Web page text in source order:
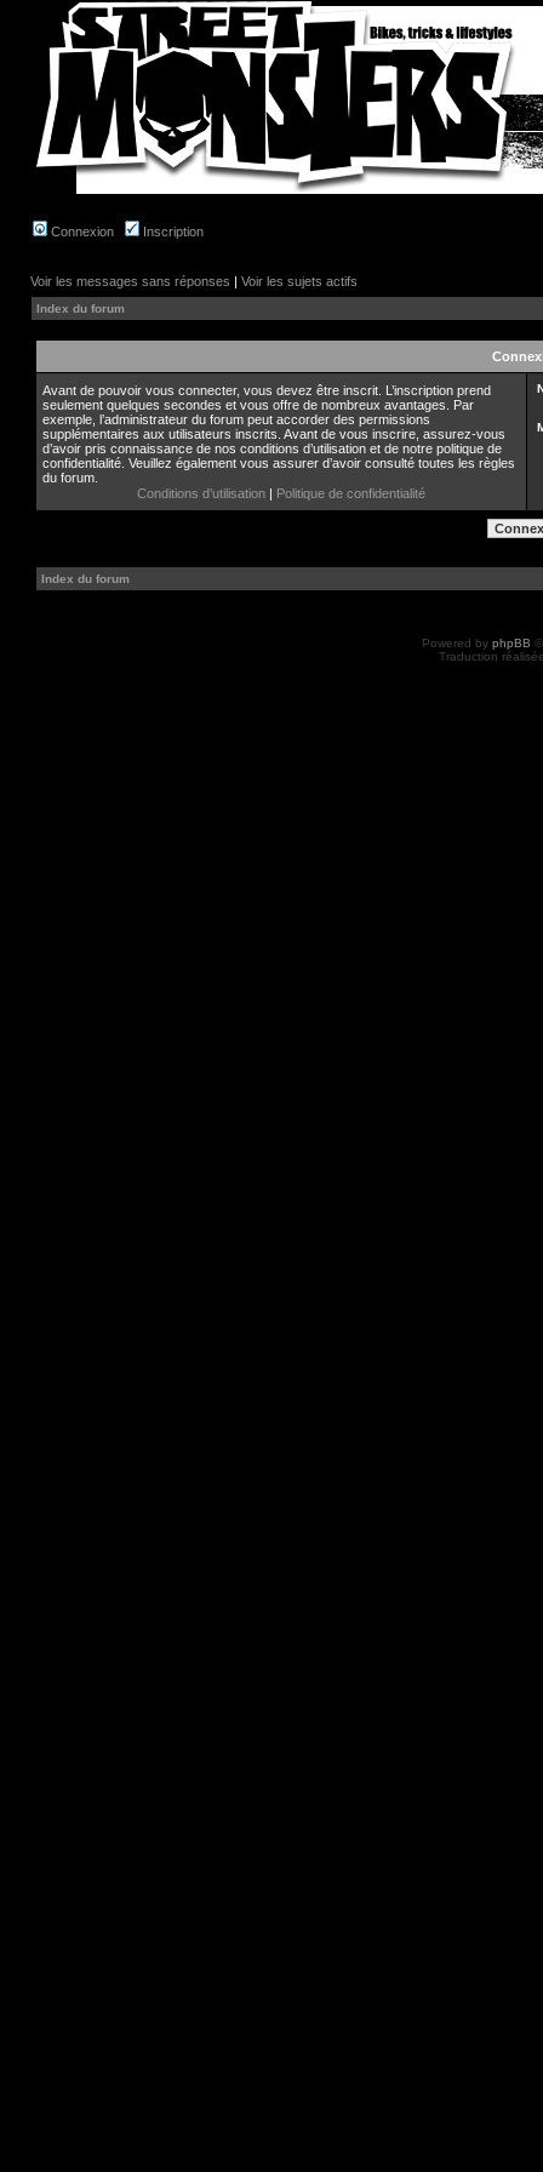
Connexion Inscription
Voir les messages sans réponses | Voir les sujets actifs
Index du forum
Avant de pouvoir vous connecter, vous devez être inscrit. L’inscription prend
seulement quelques secondes et vous offre de nombreux avantages. Par
exemple, l’administrateur du forum peut accorder des permissions
supplémentaires aux utilisateurs inscrits. Avant de vous inscrire, assurez-vous
d’avoir pris connaissance de nos conditions d’utilisation et de notre politique de
confidentialité. Veuillez également vous assurer d’avoir consulté toutes les règles
du forum.
Conditions d’utilisation | Politique de confidentialité
Index du forum
Powered by phpBB
Traduction